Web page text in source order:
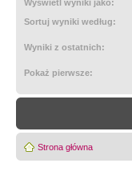
Wyświetl wyniki jako:
Sortuj wyniki według:
Wyniki z ostatnich:
Pokaż pierwsze:
Strona główna